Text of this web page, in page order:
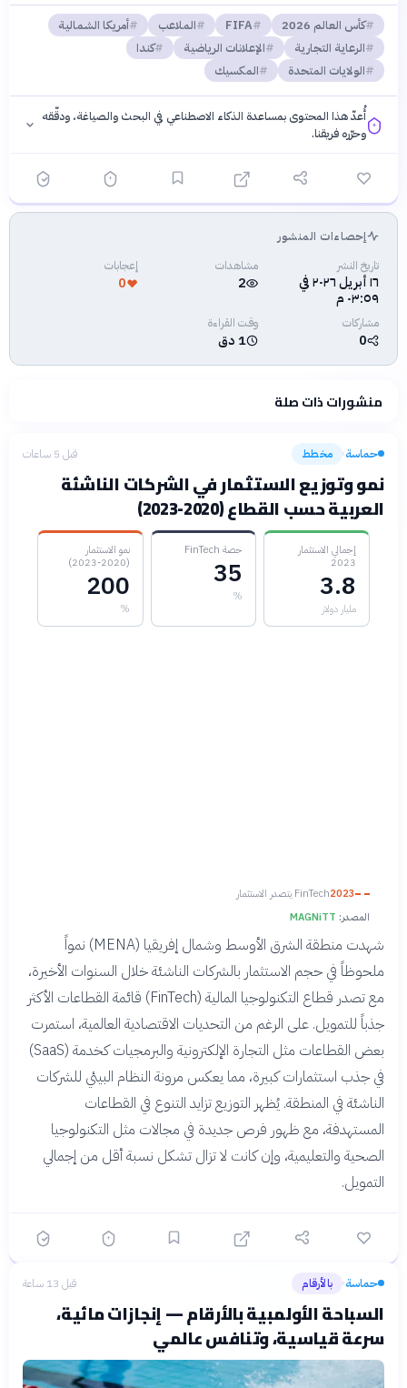
كأس العالم 2026 FIFA الملاعب
أمريكا الشمالية
الرعاية التجارية
الإعلانات الرياضية
كندا
الولايات المتحدة
المكسيك
أُعدّ هذا المحتوى بمساعدة الذكاء الاصطناعي في البحث والصياغة، ودقّقه
وحرّره فريقنا.
فلسفتنا المعرفية·سياسة الذكاء الاصطناعيإحصاءات المنشور
تاريخ النشر
١٦ أبريل ٢٠٢٦ في
٠٣:٥٩ م
مشاهدات
2
إعجابات
0
مشاركات
0
وقت القراءة
1 دق
منشورات ذات صلة
حماسة› مخطط قبل 5 ساعات
نمو وتوزيع الاستثمار في الشركات الناشئة
العربية حسب القطاع (2020-2023)
إجمالي الاستثمار
2023
3.8
مليار دولار
حصة FinTech
35
%
نمو الاستثمار
(2020-2023)
200
%
2023FinTech يتصدر الاستثمار
المصدر: MAGNiTT
شهدت منطقة الشرق الأوسط وشمال إفريقيا (MENA) نمواً
ملحوظاً في حجم الاستثمار بالشركات الناشئة خلال السنوات الأخيرة،
مع تصدر قطاع التكنولوجيا المالية (FinTech) قائمة القطاعات الأكثر
جذباً للتمويل. على الرغم من التحديات الاقتصادية العالمية، استمرت
بعض القطاعات مثل التجارة الإلكترونية والبرمجيات كخدمة (SaaS)
في جذب استثمارات كبيرة، مما يعكس مرونة النظام البيئي للشركات
الناشئة في المنطقة. يُظهر التوزيع تزايد التنوع في القطاعات
المستهدفة، مع ظهور فرص جديدة في مجالات مثل التكنولوجيا
الصحية والتعليمية، وإن كانت لا تزال تشكل نسبة أقل من إجمالي
التمويل.
حماسة› بالأرقام قبل 13 ساعة
السباحة الأولمبية بالأرقام — إنجازات مائية،
سرعة قياسية، وتنافس عالمي